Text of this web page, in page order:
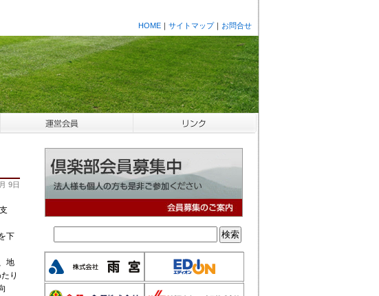
HOME ｜ サイトマップ｜ お問合せ
9日
下
地
り